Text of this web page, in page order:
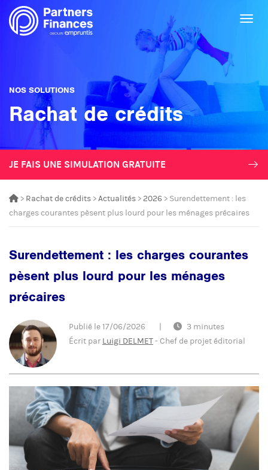
NOS SOLUTIONS
Rachat de crédits
JE FAIS UNE SIMULATION GRATUITE
> Rachat de crédits >Actualités > 2026 > Surendettement : les
charges courantes pèsent plus lourd pour les ménages précaires
Surendettement : les charges courantes
pèsent plus lourd pour les ménages
précaires
Publié le17/06/2026 |
3 minutes
Écrit par Luigi DELMET-Chef de projet éditorial